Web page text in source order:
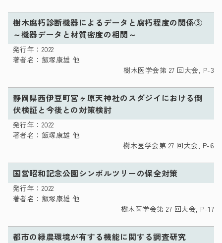
樹木腐朽診断機器によるデータと腐朽程度の関係③
～機器データと材質密度の相関～
発行年：2022
著者名：飯塚康雄 他
樹木医学会第 27 回大会, P-3
静岡県西伊豆町宮ヶ原天神社のスダジイにおける倒
伏検証と今後との対策検討
発行年：2022
著者名：飯塚康雄 他
樹木医学会第 27 回大会, P-6
国営昭和記念公園シンボルツリーの保全対策
発行年：2022
著者名：飯塚康雄 他
樹木医学会第 27 回大会, P-17
都市の緑農環境が有する機能に関する調査研究